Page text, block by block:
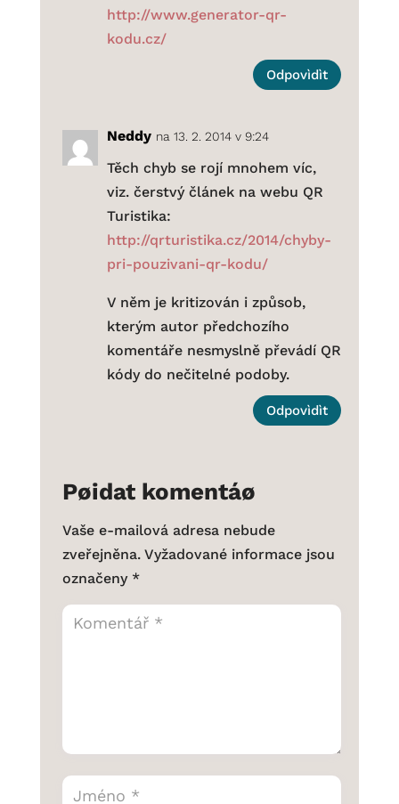
http://www.generator-qr-
kodu.cz/
Odpovìdìt
Neddy na 13. 2. 2014 v 9:24
Těch chyb se rojí mnohem víc,
viz. čerstvý článek na webu QR
Turistika:
http://qrturistika.cz/2014/chyby-
pri-pouzivani-qr-kodu/
V něm je kritizován i způsob,
kterým autor předchozího
komentáře nesmyslně převádí QR
kódy do nečitelné podoby.
Odpovìdìt
Pøidat komentáø
Vaše e-mailová adresa nebude
zveřejněna. Vyžadované informace jsou
označeny *